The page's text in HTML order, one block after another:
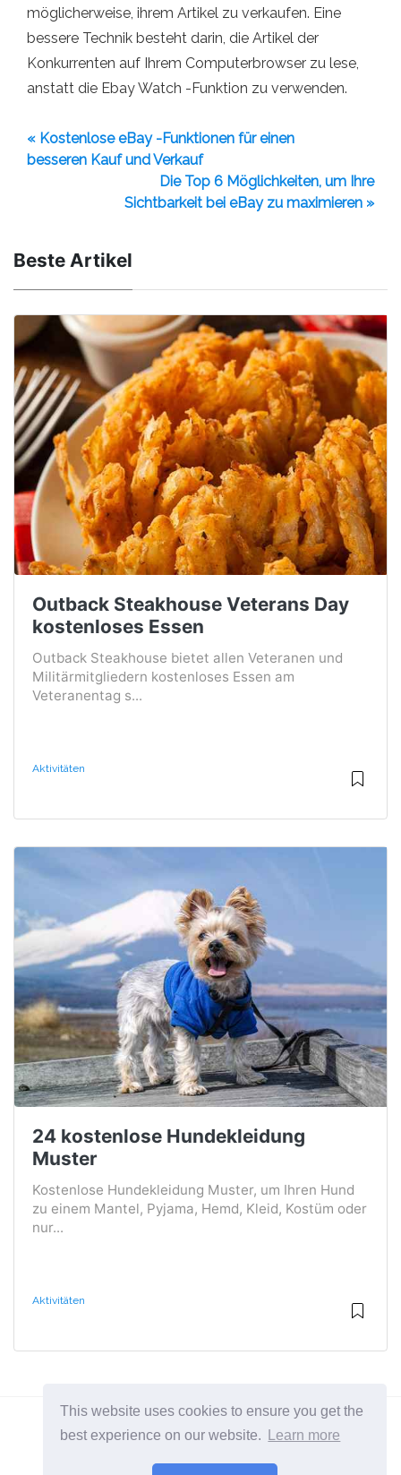
This website uses cookies to ensure you get the
best experience on our website.
Learn more
möglicherweise, ihrem Artikel zu verkaufen. Eine
bessere Technik besteht darin, die Artikel der
Konkurrenten auf Ihrem Computerbrowser zu lese,
anstatt die Ebay Watch -Funktion zu verwenden.
« Kostenlose eBay -Funktionen für einen
besseren Kauf und Verkauf
Die Top 6 Möglichkeiten, um Ihre
Sichtbarkeit bei eBay zu maximieren »
Beste Artikel
Outback Steakhouse Veterans Day
kostenloses Essen
Outback Steakhouse bietet allen Veteranen und
Militärmitgliedern kostenloses Essen am
Veteranentag s...
Aktivitäten
24 kostenlose Hundekleidung
Muster
Kostenlose Hundekleidung Muster, um Ihren Hund
zu einem Mantel, Pyjama, Hemd, Kleid, Kostüm oder
nur...
Aktivitäten
2026 ©BuruNews